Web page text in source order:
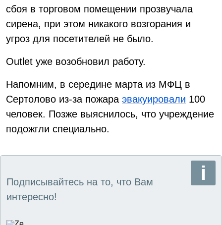
сбоя в торговом помещении прозвучала
сирена, при этом никакого возгорания и
угроз для посетителей не было.
Outlet уже возобновил работу.
Напомним, в середине марта из МФЦ в
Сертолово из-за пожара эвакуировали 100
человек. Позже выяснилось, что учреждение
подожгли специально.
Подписывайтесь на то, что Вам
интересно!